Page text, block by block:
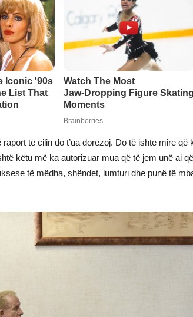
raport të cilin do t’ua dorëzoj. Do të ishte mire
këtu më ka autorizuar mua që të jem unë ai
të mëdha, shëndet, lumturi dhe punë të